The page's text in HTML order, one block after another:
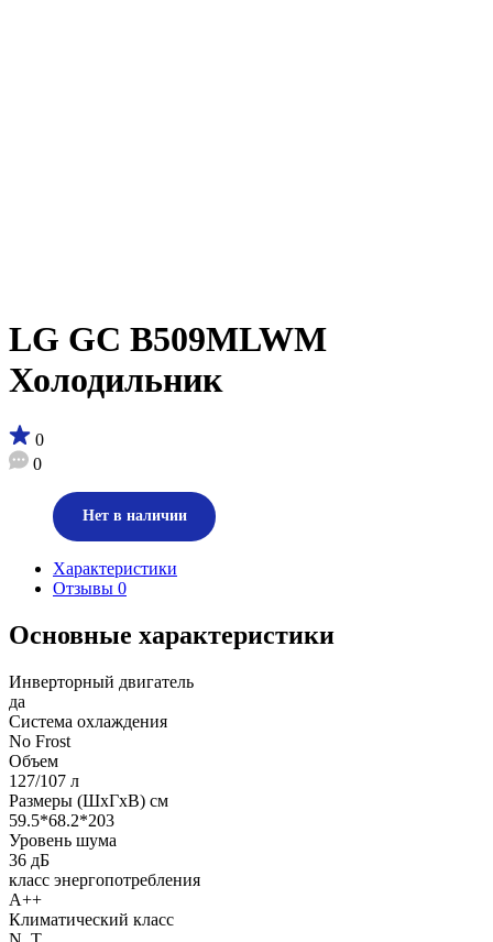
LG GC B509MLWM
Холодильник
0
0
Нет в наличии
Характеристики
Отзывы 0
Основные характеристики
Инверторный двигатель
да
Система охлаждения
No Frost
Объем
127/107 л
Размеры (ШхГхВ) см
59.5*68.2*203
Уровень шума
36 дБ
класс энергопотребления
А++
Климатический класс